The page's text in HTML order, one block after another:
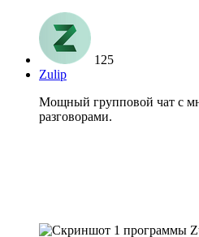
125
Zulip
Мощный групповой чат с
разговорами.